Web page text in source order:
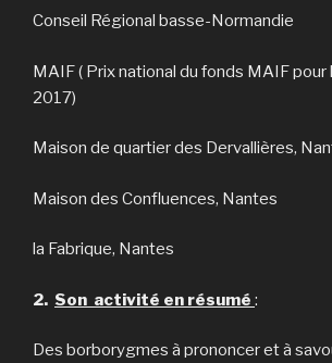
Conseil Régional basse-Normandie
MAIF ( Prix national du fonds MAIF pour
2017)
Maison de quartier des Dervallières,
Maison des Confluences, Nantes
la Fabrique, Nantes
2. Son activité en résumé :
Des borborygmes à prononcer et à